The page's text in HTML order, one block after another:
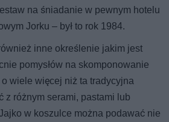
na śniadanie w pewnym hotelu
Jorku – był to rok 1984.
inne określenie jakim jest
pomysłów na skomponowanie
wiele więcej niż ta tradycyjna
z różnym serami, pastami lub
w koszulce można podawać nie